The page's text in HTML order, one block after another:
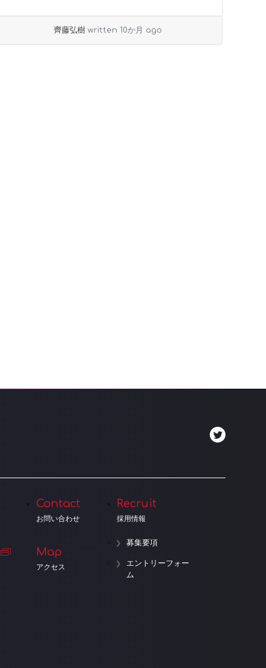
齊藤弘樹 written 10か月 ago
Contact
お問い合わせ
Map
アクセス
Recruit
採用情報
募集要項
エントリーフォー
ム